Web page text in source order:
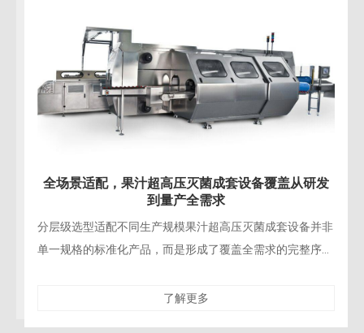
全场景适配，果汁超高压灭菌成套设备覆盖从研发
到量产全需求
分层级选型适配不同生产规模果汁超高压灭菌成套设备并非
单一规格的标准化产品，而是形成了覆盖全需求的完整序
了解更多